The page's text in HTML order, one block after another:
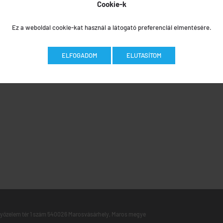
Cookie-k
Ez a weboldal cookie-kat használ a látogató preferenciái elmentésére.
ELFOGADOM ELUTASÍTOM
tér 1 szám 540026 Marosvásárhely, Maros megye